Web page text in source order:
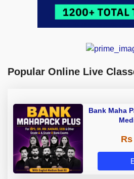
Popular Online Live
Bank Maha